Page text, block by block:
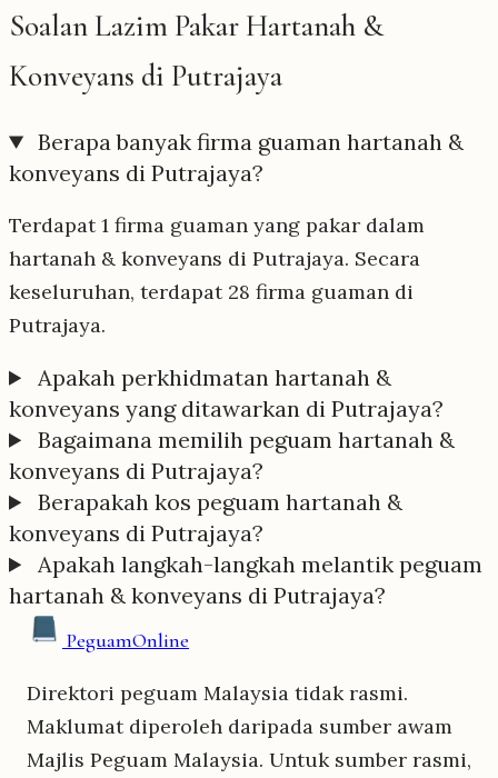
Soalan Lazim Pakar Hartanah &
Konveyans di Putrajaya
Berapa banyak firma guaman hartanah &
konveyans di Putrajaya?
Terdapat 1 firma guaman yang pakar dalam
hartanah & konveyans di Putrajaya. Secara
keseluruhan, terdapat 28 firma guaman di
Putrajaya.
Apakah perkhidmatan hartanah &
konveyans yang ditawarkan di Putrajaya?
Bagaimana memilih peguam hartanah &
konveyans di Putrajaya?
Berapakah kos peguam hartanah &
konveyans di Putrajaya?
Apakah langkah-langkah melantik peguam
hartanah & konveyans di Putrajaya?
PeguamOnline
Direktori peguam Malaysia tidak rasmi.
Maklumat diperoleh daripada sumber awam
Majlis Peguam Malaysia. Untuk sumber rasmi,